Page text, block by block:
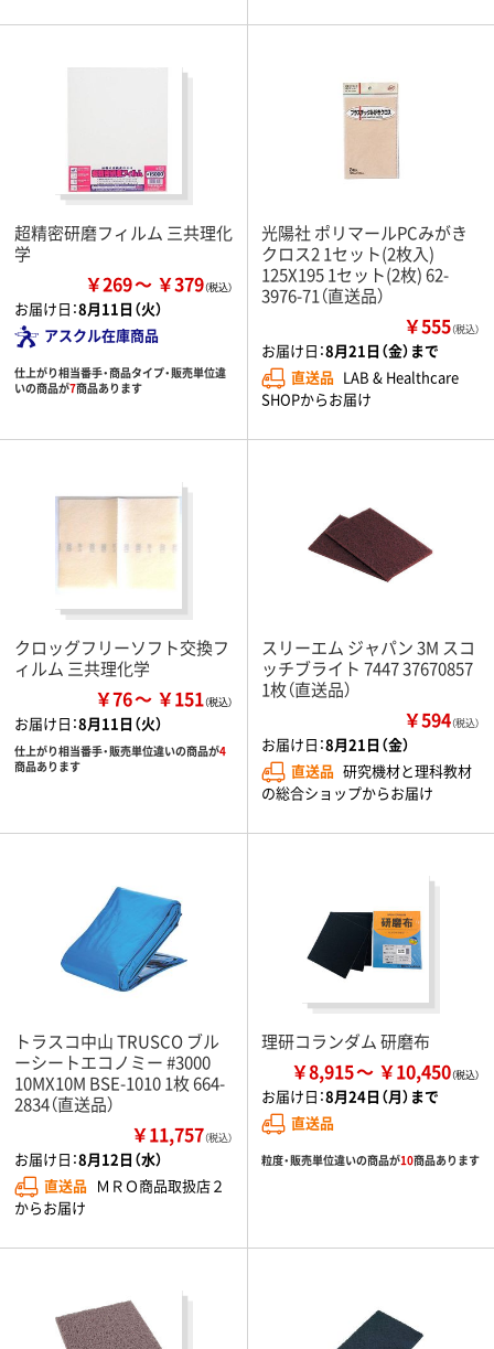
超精密研磨フィルム 三共理化
学
￥269 ￥379
お届け日：8月11日（火）
アスクル在庫商品
仕上がり相当番手・商品タイプ・販売単位違
いの商品が7商品あります
光陽社 ポリマールPCみがき
クロス2 1セット(2枚入)
125X195 1セット(2枚) 62-
3976-71（直送品）
￥555（税込）
お届け日：8月21日（金）まで
直送品 LAB & Healthcare
SHOPからお届け
クロッグフリーソフト交換フ
ィルム 三共理化学
￥76 ￥151
お届け日：8月11日（火）
仕上がり相当番手・販売単位違いの商品が4
商品あります
スリーエム ジャパン 3M スコ
ッチブライト 7447 37670857
1枚（直送品）
￥594（税込）
お届け日：8月21日（金）
直送品 研究機材と理科教材
の総合ショップからお届け
トラスコ中山 TRUSCO ブル
ーシートエコノミー #3000
10MX10M BSE-1010 1枚 664-
2834（直送品）
￥11,757（税込）
お届け日：8月12日（水）
直送品 ＭＲＯ商品取扱店２
からお届け
理研コランダム 研磨布
￥8,915 ￥10,450
お届け日：8月24日（月）まで
直送品
粒度・販売単位違いの商品が10商品あります